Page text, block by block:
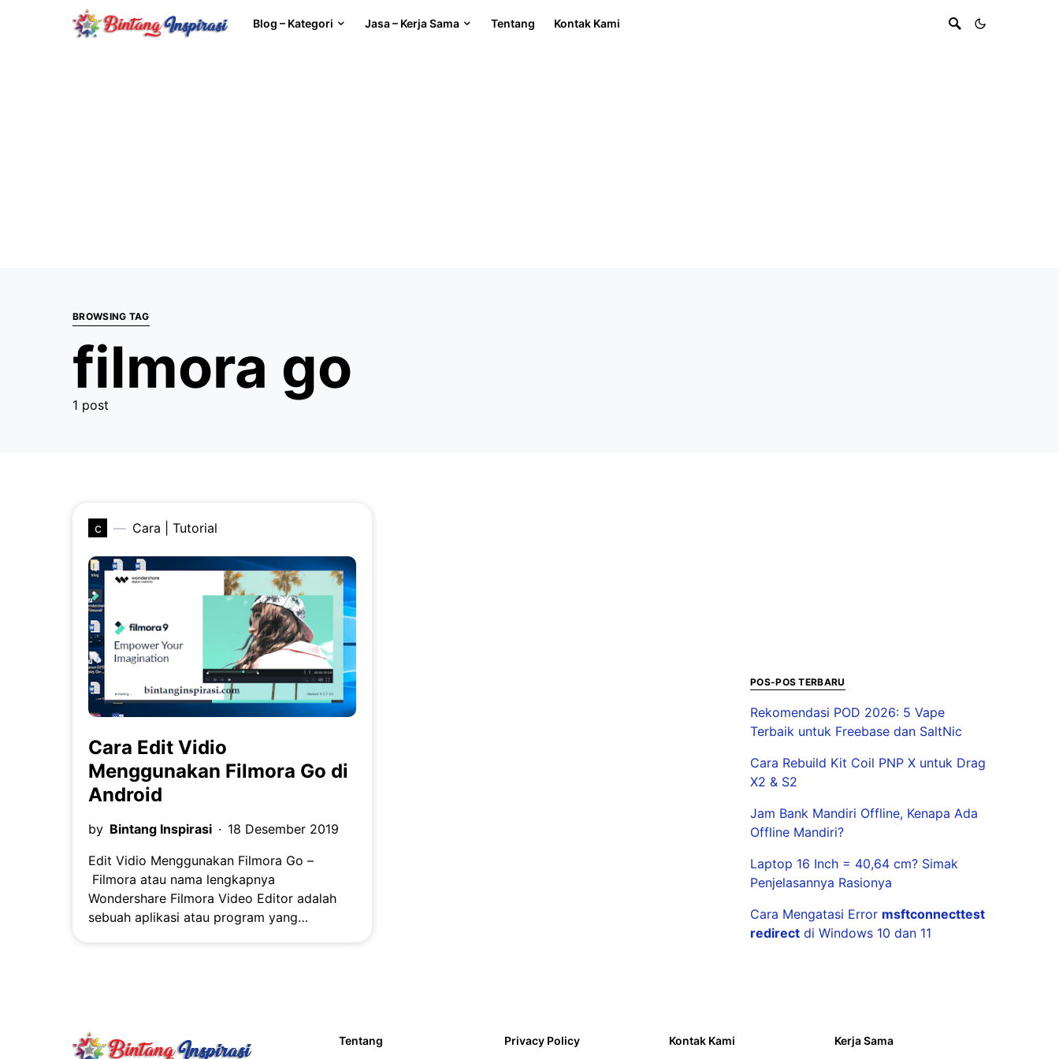
Blog – Kategori Jasa – Kerja Sama Tentang Kontak Kami
BROWSING TAG
filmora go
1 post
c Cara | Tutorial
Cara Edit Vidio
Menggunakan Filmora Go di
Android
by Bintang Inspirasi
18 Desember 2019
Edit Vidio Menggunakan Filmora Go –
Filmora atau nama lengkapnya
Wondershare Filmora Video Editor adalah
sebuah aplikasi atau program yang…
POS-POS TERBARU
Rekomendasi POD 2026: 5 Vape
Terbaik untuk Freebase dan SaltNic
Cara Rebuild Kit Coil PNP X untuk Drag
X2 & S2
Jam Bank Mandiri Offline, Kenapa Ada
Offline Mandiri?
Laptop 16 Inch = 40,64 cm? Simak
Penjelasannya Rasionya
Cara Mengatasi Error msftconnecttest
redirect di Windows 10 dan 11
Tentang Privacy Policy Kontak Kami Kerja Sama